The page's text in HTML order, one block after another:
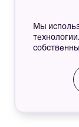
Мы
технологии.